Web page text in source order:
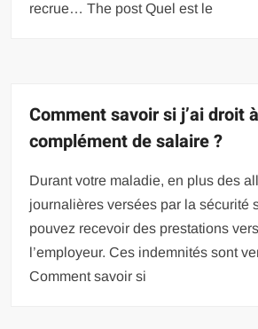
recrue… The post Quel est le
Comment savoir si j’ai droit
complément de salaire ?
Durant votre maladie, en plus des
journalières versées par la sécurité
pouvez recevoir des prestations
l’employeur. Ces indemnités sont
Comment savoir si